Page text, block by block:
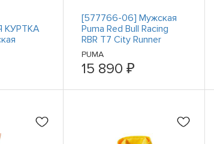
КУРТКА
[577766-06] Мужская
Puma Red Bull Racing
RBR T7 City Runner
PUMA
15 890 ₽